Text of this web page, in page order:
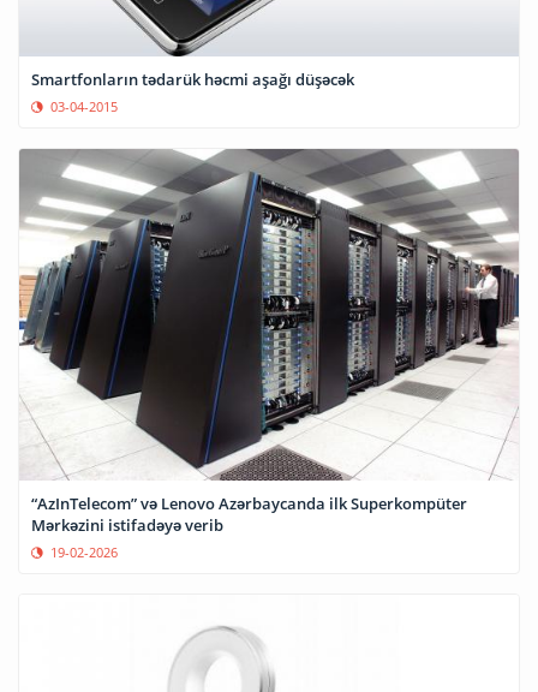
Smartfonların tədarük həcmi aşağı düşəcək
03-04-2015
“AzInTelecom” və Lenovo Azərbaycanda ilk Superkompüter
Mərkəzini istifadəyə verib
19-02-2026